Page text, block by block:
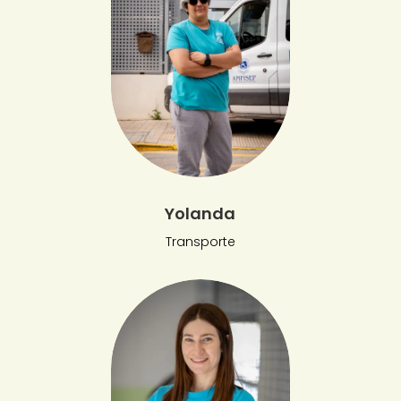
Yolanda
Transporte